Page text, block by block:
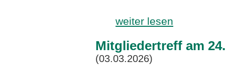
weiter lesen
Mitgliedertreff am
(03.03.2026)